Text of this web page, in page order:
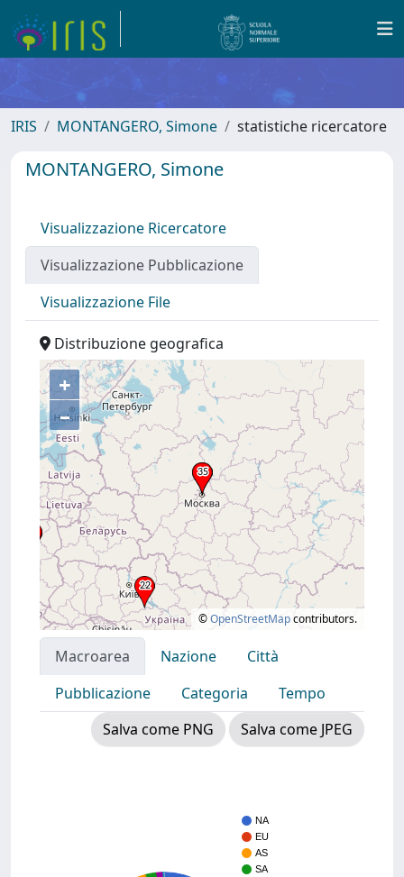
IRIS MONTANGERO, Simone statistiche ricercatore
MONTANGERO, Simone
Visualizzazione Ricercatore
Visualizzazione Pubblicazione
Visualizzazione File
Distribuzione geografica
+
–
©OpenStreetMapcontributors.
Macroarea Nazione
Città
Pubblicazione
Categoria
Tempo
Salva come PNG
Salva come JPEG
NA
EU
AS
SA